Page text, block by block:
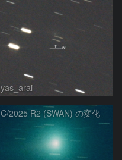
yas_arai
C/2025 R2 (SWAN) の変化